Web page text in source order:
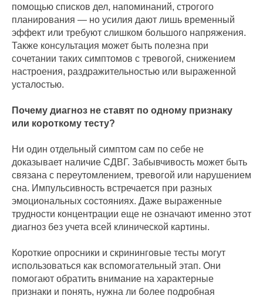
помощью списков дел, напоминаний, строгого
планирования — но усилия дают лишь временный
эффект или требуют слишком большого напряжения.
Также консультация может быть полезна при
сочетании таких симптомов с тревогой, снижением
настроения, раздражительностью или выраженной
усталостью.
Почему диагноз не ставят по одному признаку
или короткому тесту?
Ни один отдельный симптом сам по себе не
доказывает наличие СДВГ. Забывчивость может быть
связана с переутомлением, тревогой или нарушением
сна. Импульсивность встречается при разных
эмоциональных состояниях. Даже выраженные
трудности концентрации еще не означают именно этот
диагноз без учета всей клинической картины.
Короткие опросники и скрининговые тесты могут
использоваться как вспомогательный этап. Они
помогают обратить внимание на характерные
признаки и понять, нужна ли более подробная